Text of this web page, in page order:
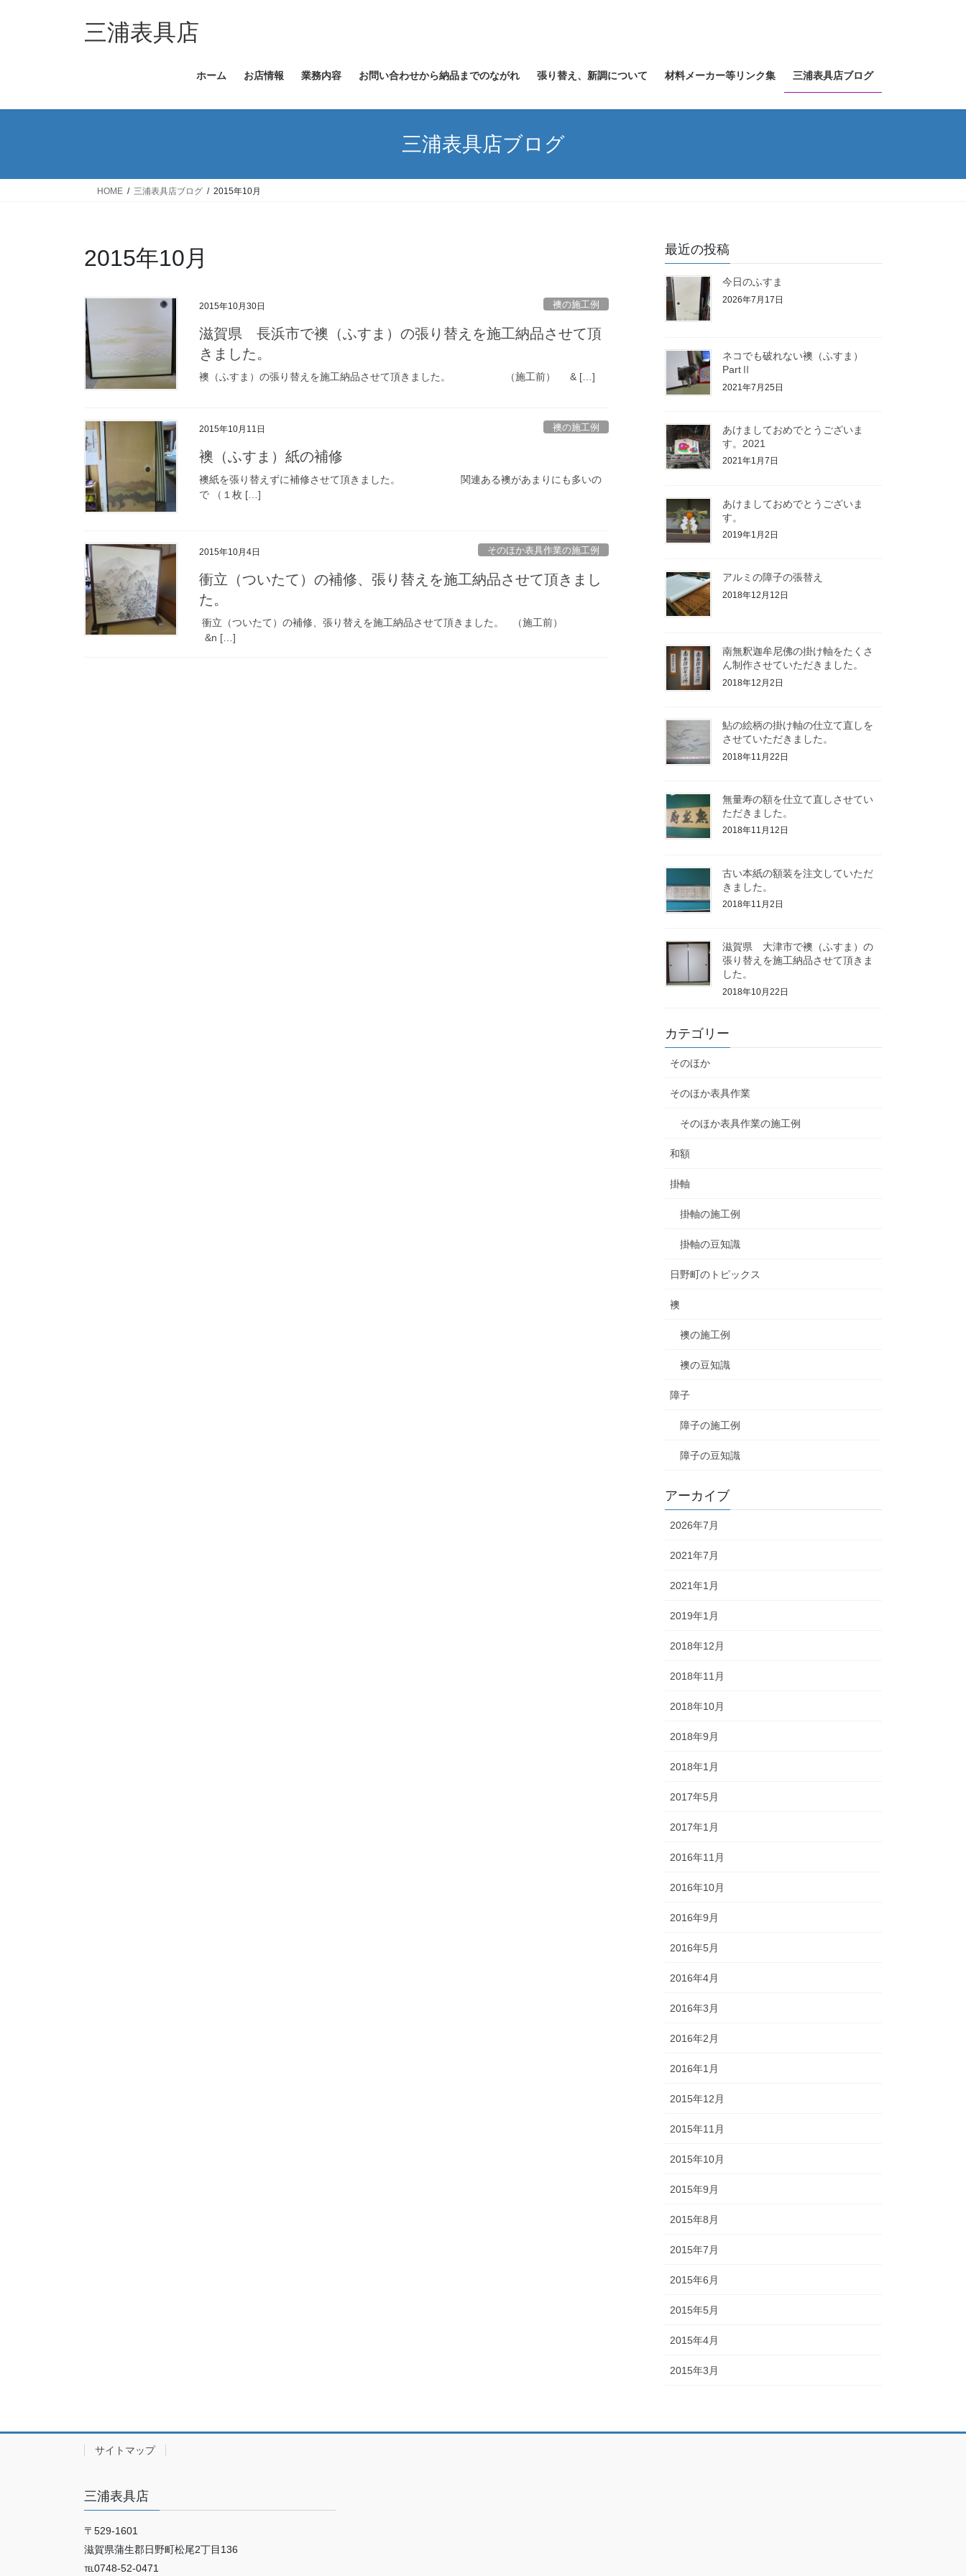
ス
ン
三浦表具店
ホーム お店情報 業務内容 お問い合わせから納品までのながれ 張り替え、新調について 材料メーカー等リンク集 三浦表具店ブログ
三浦表具店ブログ
HOME 三浦表具店ブログ 2015年10月
2015年10月
2015年10月30日 襖の施工例
滋賀県 長浜市で襖（ふすま）の張り替えを施工納品させて頂
きました。
襖（ふすま）の張り替えを施工納品させて頂きました。 （施工前） & […]
2015年10月11日 襖の施工例
襖（ふすま）紙の補修
襖紙を張り替えずに補修させて頂きました。 関連ある襖があまりにも多いの
で （１枚 […]
2015年10月4日 そのほか表具作業の施工例
衝立（ついたて）の補修、張り替えを施工納品させて頂きまし
た。
衝立（ついたて）の補修、張り替えを施工納品させて頂きました。 （施工前）
&n […]
最近の投稿
今日のふすま
2026年7月17日
ネコでも破れない襖（ふすま）
PartⅡ
2021年7月25日
あけましておめでとうございま
す。2021
2021年1月7日
あけましておめでとうございま
す。
2019年1月2日
アルミの障子の張替え
2018年12月12日
南無釈迦牟尼佛の掛け軸をたくさ
ん制作させていただきました。
2018年12月2日
鮎の絵柄の掛け軸の仕立て直しを
させていただきました。
2018年11月22日
無量寿の額を仕立て直しさせてい
ただきました。
2018年11月12日
古い本紙の額装を注文していただ
きました。
2018年11月2日
滋賀県 大津市で襖（ふすま）の
張り替えを施工納品させて頂きま
した。
2018年10月22日
カテゴリー
そのほか
そのほか表具作業
そのほか表具作業の施工例
和額
掛軸
掛軸の施工例
掛軸の豆知識
日野町のトピックス
襖
襖の施工例
襖の豆知識
障子
障子の施工例
障子の豆知識
アーカイブ
2026年7月
2021年7月
2021年1月
2019年1月
2018年12月
2018年11月
2018年10月
2018年9月
2018年1月
2017年5月
2017年1月
2016年11月
2016年10月
2016年9月
2016年5月
2016年4月
2016年3月
2016年2月
2016年1月
2015年12月
2015年11月
2015年10月
2015年9月
2015年8月
2015年7月
2015年6月
2015年5月
2015年4月
2015年3月
サイトマップ
三浦表具店
〒529-1601
滋賀県蒲生郡日野町松尾2丁目136
℡0748-52-0471